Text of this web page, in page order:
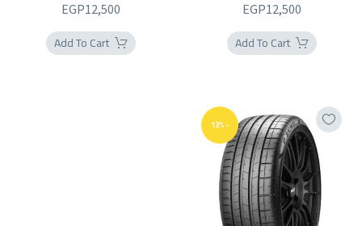
EGP12,500
Add To Cart
EGP12,500
Add To Cart
-13%